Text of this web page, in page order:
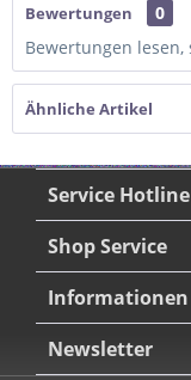
Bewertungen
0
Bewertungen
Ähnliche Artikel
Service Hotline
Shop Service
Informationen
Newsletter